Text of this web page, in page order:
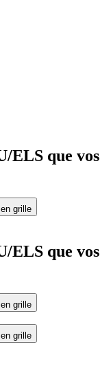
ELS que vos
grille
ELS que vos
grille
grille